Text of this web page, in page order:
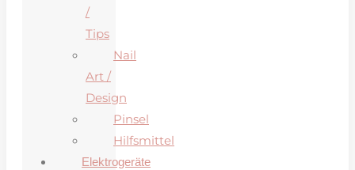
/
Tips
Nail
Art /
Design
Pinsel
Hilfsmittel
Elektrogeräte